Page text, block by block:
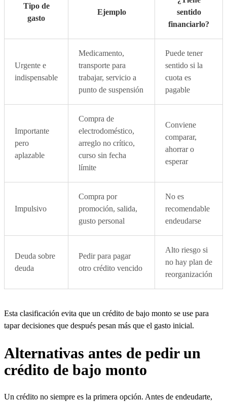
Tipo de
gasto
Ejemplo
sentido
financiarlo?
Urgente e
indispensable
Medicamento,
transporte para
trabajar, servicio a
punto de suspensión
Puede tener
sentido si la
cuota es
pagable
Importante
pero
aplazable
Compra de
electrodoméstico,
arreglo no crítico,
curso sin fecha
límite
Conviene
comparar,
ahorrar o
esperar
Impulsivo
Compra por
promoción, salida,
gusto personal
No es
recomendable
endeudarse
Deuda sobre
deuda
Pedir para pagar
otro crédito vencido
Alto riesgo si
no hay plan de
reorganización
Esta clasificación evita que un crédito de bajo monto se use para
tapar decisiones que después pesan más que el gasto inicial.
Alternativas antes de pedir un
crédito de bajo monto
Un crédito no siempre es la primera opción. Antes de endeudarte,